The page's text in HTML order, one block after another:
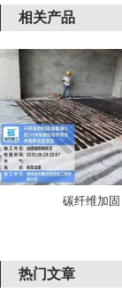
相关产品
碳纤维加固
热门文章